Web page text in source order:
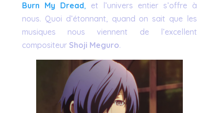
Burn My Dread, et l’univers entier s’offre à
nous. Quoi d’étonnant, quand on sait que les
musiques nous viennent de l’excellent
compositeur Shoji Meguro.